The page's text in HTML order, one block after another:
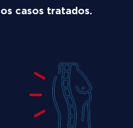
casos tratados.